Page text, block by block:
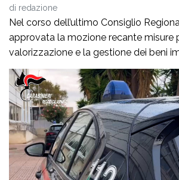
di redazione
Nel corso dell’ultimo Consiglio
approvata la mozione recante misure
valorizzazione e la gestione dei beni
affidati a Ferrovie della Calabria S.r.l..
Regionali proponenti Giuseppe
soddisfatto per il risultato
approvata dal Consiglio Regionale
la Giunta Regionale ad effettuare una